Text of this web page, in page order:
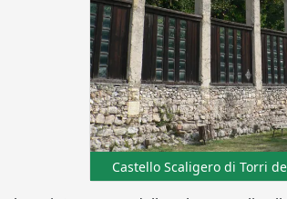
Castello Scaligero di Torri